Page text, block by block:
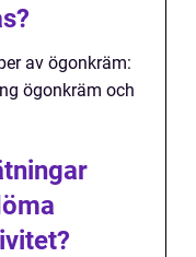
av ögonkräm:
ögonkräm och